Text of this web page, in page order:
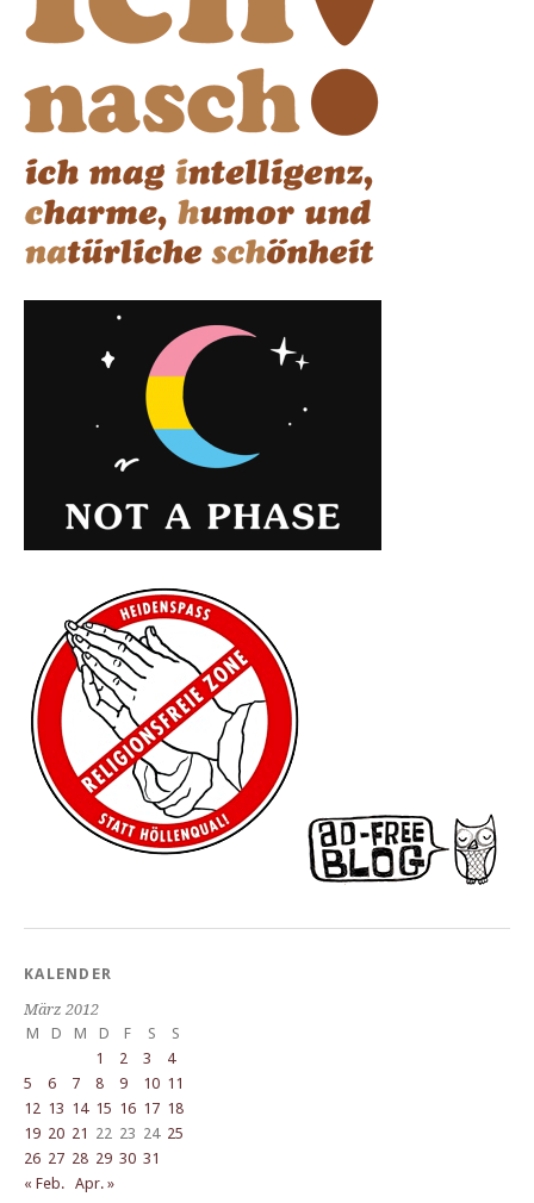
KALENDER
März 2012
M
D M D F S
S
1
2 3
4
5
6 7 8 9 10 11
12 13 14 15 16 17 18
19 20 21 22 23 24 25
26 27 28 29 30 31
« Feb. Apr. »